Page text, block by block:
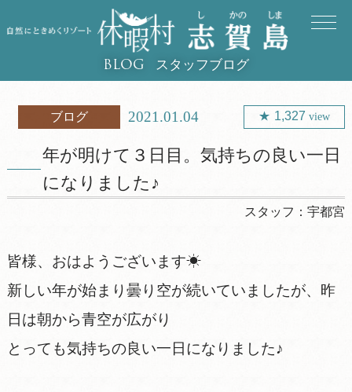
BLOG スタッフブログ
ブログ 2021.01.04 1,327view
年が明けて３日目。気持ちの良い一日
になりました♪
スタッフ：宇都宮
皆様、おはようございます☀
新しい年が始まり曇り空が続いていましたが、昨
日は朝から青空が広がり
とっても気持ちの良い一日になりました♪